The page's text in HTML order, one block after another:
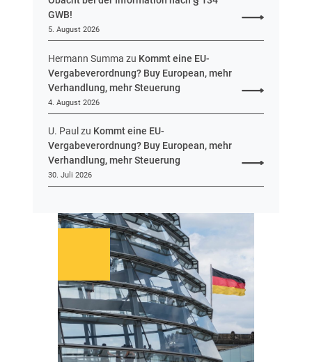
GWB!
5. August 2026
Hermann Summa zu Kommt eine EU-
Vergabeverordnung? Buy European, mehr
Verhandlung, mehr Steuerung
4. August 2026
U. Paul zu Kommt eine EU-
Vergabeverordnung? Buy European, mehr
Verhandlung, mehr Steuerung
30. Juli 2026